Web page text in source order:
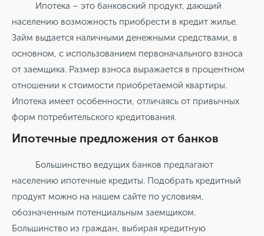
Ипотека – это банковский продукт, дающий
населению возможность приобрести в кредит жилье.
Займ выдается наличными денежными средствами, в
основном, с использованием первоначального взноса
от заемщика. Размер взноса выражается в процентном
отношении к стоимости приобретаемой квартиры.
Ипотека имеет особенности, отличаясь от привычных
форм потребительского кредитования.
Ипотечные предложения от банков
Большинство ведущих банков предлагают
населению ипотечные кредиты. Подобрать кредитный
продукт можно на нашем сайте по условиям,
обозначенным потенциальным заемщиком.
Большинство из граждан, выбирая кредитную